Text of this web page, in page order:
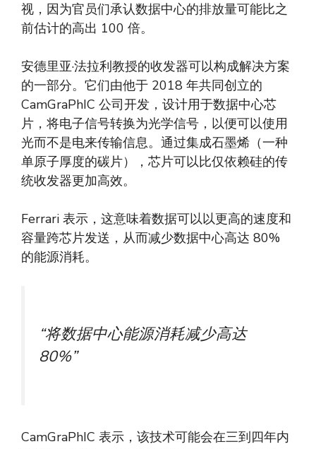
视，因为官员们承认数据中心的排放量可能比之
前估计的高出 100 倍。
安德里亚·法拉利教授的收发器可以构成解决方案
的一部分。它们由他于 2018 年共同创立的
CamGraPhIC 公司开发，设计用于数据中心芯
片，将电子信号转换为光学信号，以便可以使用
光而不是电来传输信息。通过集成石墨烯（一种
单原子厚度的碳片），芯片可以比仅依赖硅的传
统收发器更加高效。
Ferrari 表示，这意味着数据可以以更高的速度和
容量跨芯片发送，从而减少数据中心高达 80%
的能源消耗。
“将数据中心能源消耗减少高达
80%”
CamGraPhIC 表示，该技术可能会在三到四年内